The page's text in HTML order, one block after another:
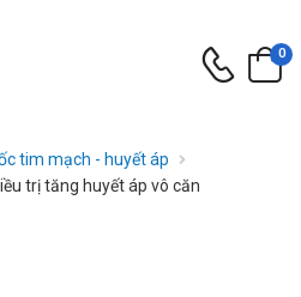
0
tim mạch - huyết áp
trị tăng huyết áp vô căn